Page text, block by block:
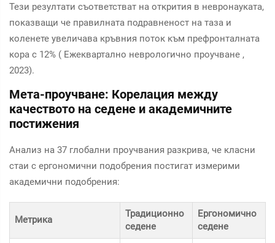
Тези резултати съответстват на открития в невронауката,
показващи че правилната подравненост на таза и
коленете увеличава кръвния поток към префронталната
кора с 12% ( Ежеквартално неврологично проучване ,
2023).
Мета-проучване: Корелация между
качеството на седене и академичните
постижения
Анализ на 37 глобални проучвания разкрива, че класни
стаи с ергономични подобрения постигат измерими
академични подобрения:
Метрика
Традиционно
седене
Ергономично
седене